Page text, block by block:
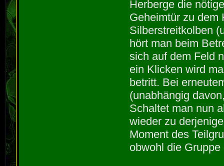
Herberge die
Geheimtür zu dem
Silberstreitkolben
hört man beim
sich auf dem Feld
ein Klicken wird
betritt. Bei
(unabhängig
Schaltet man nun
wieder zu
Moment des
obwohl die